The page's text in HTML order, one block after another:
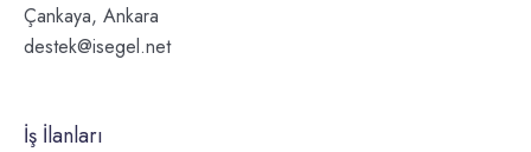
Çankaya, Ankara
destek@isegel.net
İş İlanları